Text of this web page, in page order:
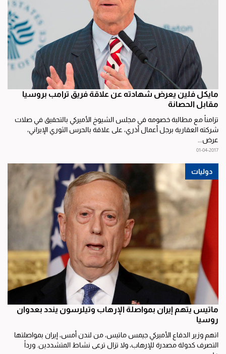
مايكل فلين يعرض شهادته عن علاقة فريق ترامب بروسيا
مقابل الحصانة
تزامناً مع مطالبة خصومه في مجلس الشيوخ الأميركي بالتحقيق في صلات
شركته العقارية برجل أعمال أذري، على علاقة بالحرس الثوري الإيراني،
عرض...
01-04-2017
دوليات
ماتيس يتهم إيران بمواصلة الإرهاب وتيلرسون يندد بعدوان
روسيا
اتهم وزير الدفاع الأميركي جيمس ماتيس، من لندن أمس، إيران بمواصلتها
التصرف كدولة مصدرة للإرهاب، ولا تزال ترعى نشاط المتشددين. ورداً